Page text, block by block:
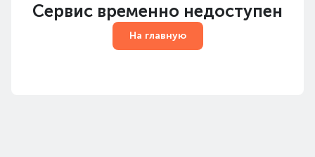
Сервис временно недоступен
На главную